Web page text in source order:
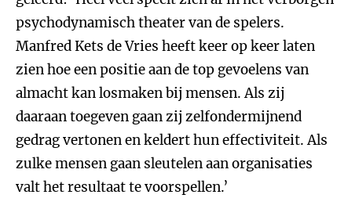
psychodynamisch theater van de spelers.
Manfred Kets de Vries heeft keer op keer laten
zien hoe een positie aan de top gevoelens van
almacht kan losmaken bij mensen. Als zij
daaraan toegeven gaan zij zelfondermijnend
gedrag vertonen en keldert hun effectiviteit. Als
zulke mensen gaan sleutelen aan organisaties
valt het resultaat te voorspellen.’